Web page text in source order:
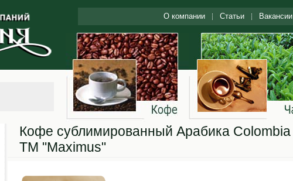
О компании Статьи Вакансии
Кофе сублимированный Арабика Colombia
ТМ "Maximus"